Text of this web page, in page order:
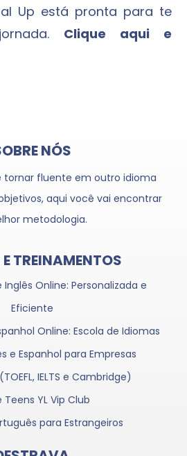
Up está pronta para te
Clique aqui e
NÓS
tornar fluente em outro idioma
aqui você vai encontrar
metodologia.
TREINAMENTOS
Online: Personalizada e
Eficiente
Online: Escola de Idiomas
e Espanhol para Empresas
IELTS e Cambridge)
Teens YL Vip Club
para Estrangeiros